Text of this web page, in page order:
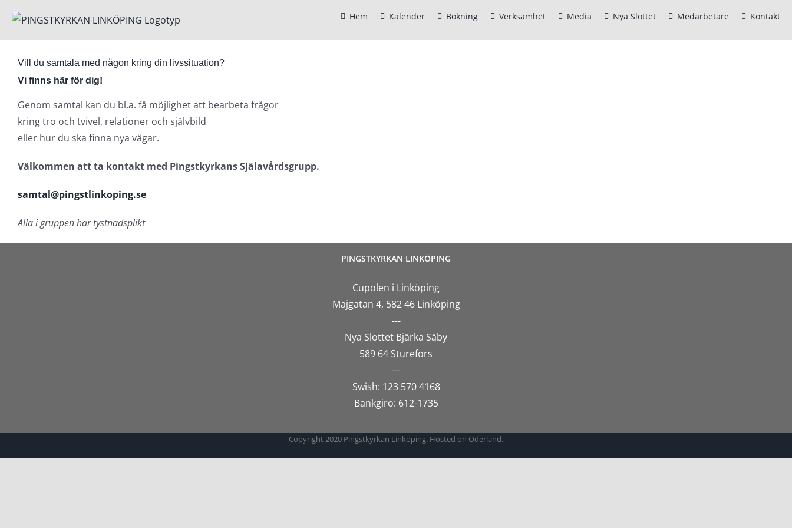
innehållet
Hem Kalender Bokning Verksamhet Media Nya Slottet Medarbetare Kontakt
Vill du samtala med någon kring din livssituation?
Vi finns här för dig!
Genom samtal kan du bl.a. få möjlighet att bearbeta frågor
kring tro och tvivel, relationer och självbild
eller hur du ska finna nya vägar.
Välkommen att ta kontakt med Pingstkyrkans Själavårdsgrupp.
samtal@pingstlinkoping.se
Alla i gruppen har tystnadsplikt
PINGSTKYRKAN LINKÖPING
Cupolen i Linköping
Majgatan 4, 582 46 Linköping
---
Nya Slottet Bjärka Säby
589 64 Sturefors
---
Swish: 123 570 4168
Bankgiro: 612-1735
Copyright 2020 Pingstkyrkan Linköping. Hosted on Oderland.